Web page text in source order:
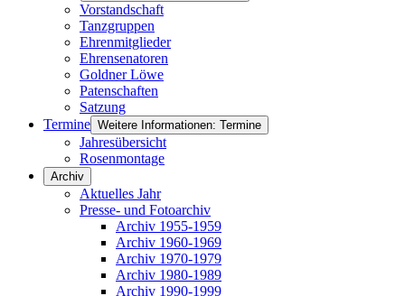
Vorstandschaft
Tanzgruppen
Ehrenmitglieder
Ehrensenatoren
Goldner Löwe
Patenschaften
Satzung
Termine Weitere Informationen: Termine
Jahresübersicht
Rosenmontage
Archiv
Aktuelles Jahr
Presse- und Fotoarchiv
Archiv 1955-1959
Archiv 1960-1969
Archiv 1970-1979
Archiv 1980-1989
Archiv 1990-1999